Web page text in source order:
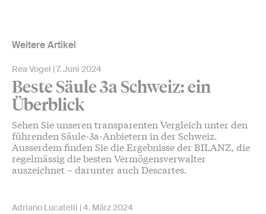
Weitere Artikel
Rea Vogel 7. Juni 2024
Beste Säule 3a Schweiz: ein
Überblick
Sehen Sie unseren transparenten Vergleich unter den
führenden Säule-3a-Anbietern in der Schweiz.
Ausserdem finden Sie die Ergebnisse der BILANZ, die
regelmässig die besten Vermögensverwalter
auszeichnet – darunter auch Descartes.
Adriano Lucatelli 4. März 2024